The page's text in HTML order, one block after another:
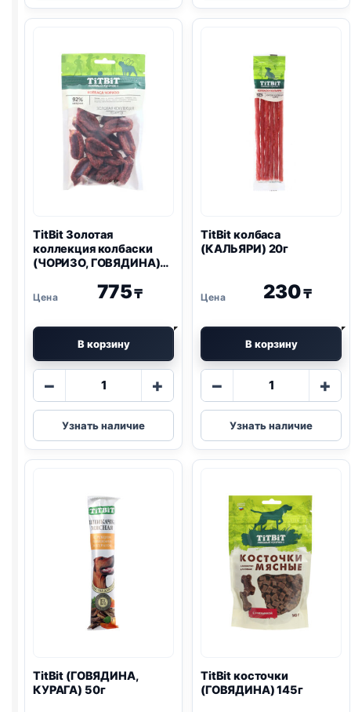
(ДРЕССУРА,
КРОЛИК)
100г
ПОРОДЫ,
100г
TitBit Золотая
коллекция колбаски
(ЧОРИЗО, ГОВЯДИНА)
775₸
В корзину
−
Количество
TitBit
Золотая
коллекция
ГОВЯДИНА)
80г
+
Узнать наличие
TitBit колбаса
(КАЛЬЯРИ) 20г
230₸
В корзину
−
Количество
TitBit
колбаса
(КАЛЬЯРИ)
+
Узнать наличие
TitBit (ГОВЯДИНА,
КУРАГА) 50г
TitBit косточки
(ГОВЯДИНА) 145г